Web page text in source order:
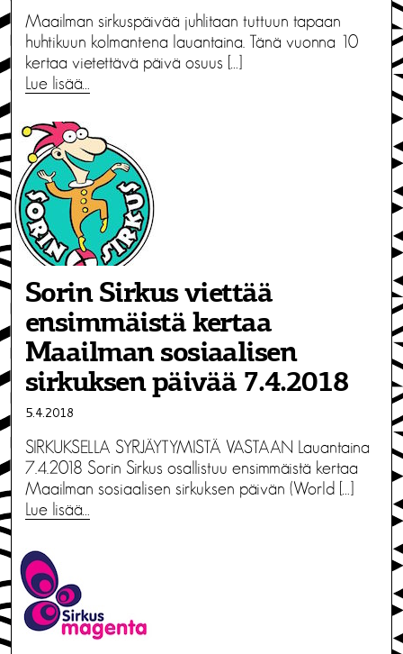
Maailman sirkuspäivää juhlitaan tuttuun tapaan
huhtikuun kolmantena lauantaina. Tänä vuonna 10
kertaa vietettävä päivä osuus […]
Lue lisää…
Sorin Sirkus viettää
ensimmäistä kertaa
Maailman sosiaalisen
sirkuksen päivää 7.4.2018
5.4.2018
SIRKUKSELLA SYRJÄYTYMISTÄ VASTAAN Lauantaina
7.4.2018 Sorin Sirkus osallistuu ensimmäistä kertaa
Maailman sosiaalisen sirkuksen päivän (World […]
Lue lisää…